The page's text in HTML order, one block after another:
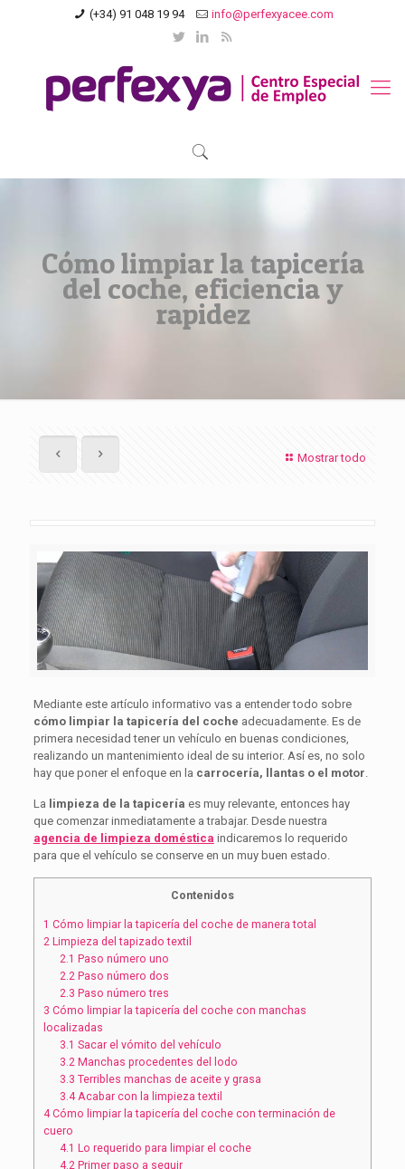
(+34) 91 048 19 94 info@perfexyacee.com
Cómo limpiar la tapicería
del coche, eficiencia y
rapidez
Mostrar todo
Mediante este artículo informativo vas a entender todo sobre
cómo limpiar la tapicería del coche adecuadamente. Es de
primera necesidad tener un vehículo en buenas condiciones,
realizando un mantenimiento ideal de su interior. Así es, no solo
hay que poner el enfoque en la carrocería, llantas o el motor.
La limpieza de la tapicería es muy relevante, entonces hay
que comenzar inmediatamente a trabajar. Desde nuestra
agencia de limpieza doméstica indicaremos lo requerido
para que el vehículo se conserve en un muy buen estado.
Contenidos
1 Cómo limpiar la tapicería del coche de manera total
2 Limpieza del tapizado textil
2.1 Paso número uno
2.2 Paso número dos
2.3 Paso número tres
3 Cómo limpiar la tapicería del coche con manchas
localizadas
3.1 Sacar el vómito del vehículo
3.2 Manchas procedentes del lodo
3.3 Terribles manchas de aceite y grasa
3.4Acabar con la limpieza textil
4Cómo limpiar la tapicería del coche con terminación de
cuero
4.1 Lo requerido para limpiar el coche
4.2 Primer paso a seguir